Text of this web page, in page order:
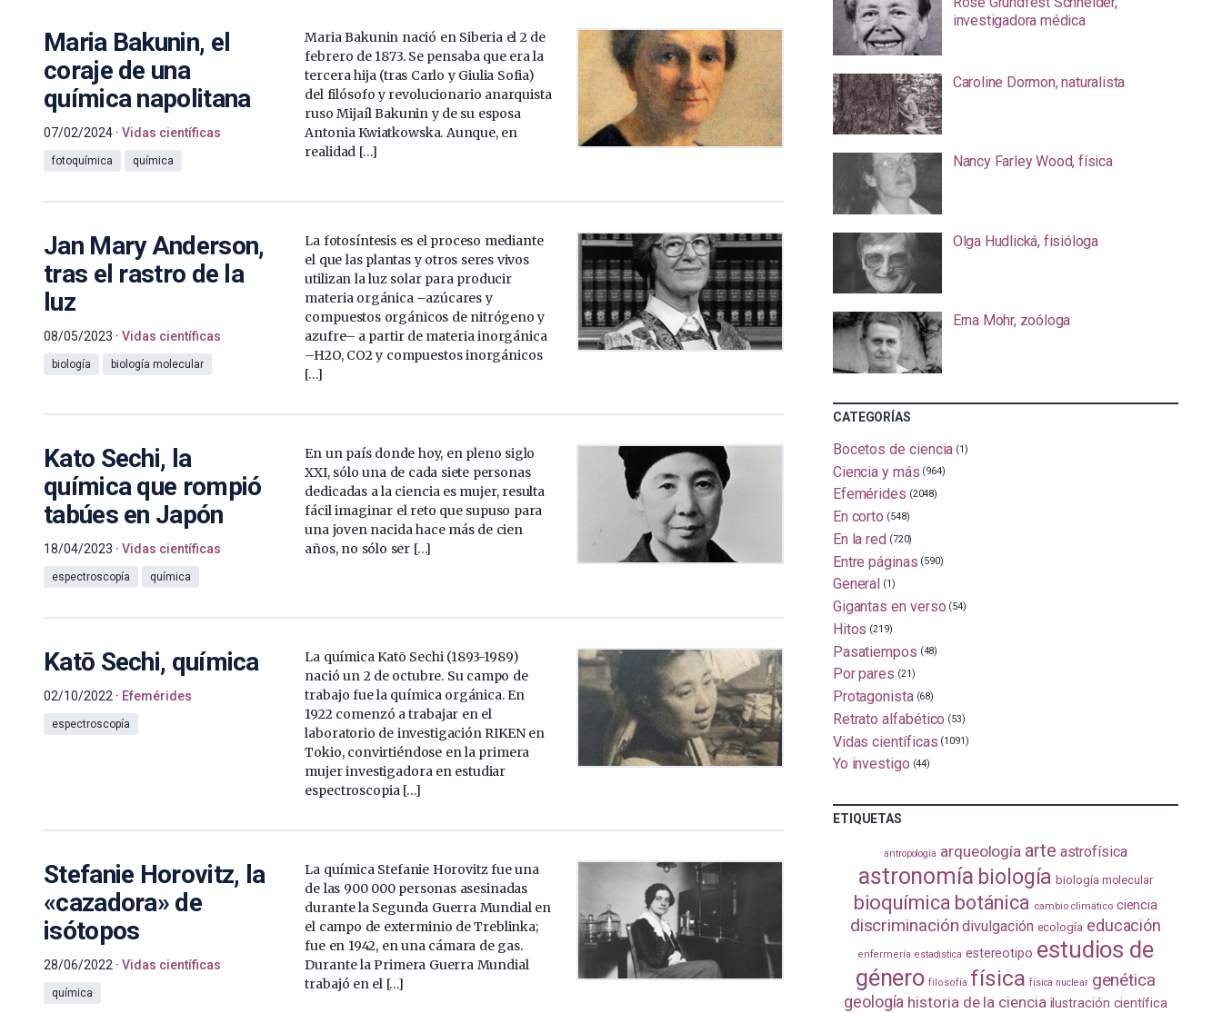
Maria Bakunin, el
coraje de una
química napolitana
07/02/2024 Vidas científicas
fotoquímica química
Maria Bakunin nació en Siberia el 2 de
febrero de 1873. Se pensaba que era la
tercera hija (tras Carlo y Giulia Sofia)
del filósofo y revolucionario anarquista
ruso Mijaíl Bakunin y de su esposa
Antonia Kwiatkowska. Aunque, en
realidad […]
Jan Mary Anderson,
tras el rastro de la
luz
08/05/2023 Vidas científicas
biología biología molecular
La fotosíntesis es el proceso mediante
el que las plantas y otros seres vivos
utilizan la luz solar para producir
materia orgánica –azúcares y
compuestos orgánicos de nitrógeno y
azufre– a partir de materia inorgánica
–H2O, CO2 y compuestos inorgánicos
[…]
Kato Sechi, la
química que rompió
tabúes en Japón
18/04/2023 Vidas científicas
espectroscopía química
En un país donde hoy, en pleno siglo
XXI, sólo una de cada siete personas
dedicadas a la ciencia es mujer, resulta
fácil imaginar el reto que supuso para
una joven nacida hace más de cien
años, no sólo ser […]
Katō Sechi, química
02/10/2022 Efemérides
espectroscopía
La química Katō Sechi (1893-1989)
nació un 2 de octubre. Su campo de
trabajo fue la química orgánica. En
1922 comenzó a trabajar en el
laboratorio de investigación RIKEN en
Tokio, convirtiéndose en la primera
mujer investigadora en estudiar
espectroscopia […]
Stefanie Horovitz, la
«cazadora» de
isótopos
28/06/2022 Vidas científicas
química
La química Stefanie Horovitz fue una
de las 900 000 personas asesinadas
durante la Segunda Guerra Mundial en
el campo de exterminio de Treblinka;
fue en 1942, en una cámara de gas.
Durante la Primera Guerra Mundial
trabajó en el […]
investigadora médica
Caroline Dormon, naturalista
Nancy Farley Wood, física
Olga Hudlická, fisióloga
Erna Mohr, zoóloga
CATEGORÍAS
Bocetos de ciencia (1)
Ciencia y más (964)
Efemérides (2048)
En corto (548)
En la red (720)
Entre páginas (590)
General (1)
Gigantas en verso (54)
Hitos (219)
Pasatiempos (48)
Por pares (21)
Protagonista (68)
Retrato alfabético (53)
Vidas científicas (1091)
Yo investigo (44)
ETIQUETAS
antropología arqueología arte astrofísica
astronomía biología biología molecular
bioquímica botánica cambio climático ciencia
discriminación divulgación ecología educación
enfermería estadistica estereotipo estudios de
género filosofía física física nuclear genética
geología historia de la ciencia ilustración científica